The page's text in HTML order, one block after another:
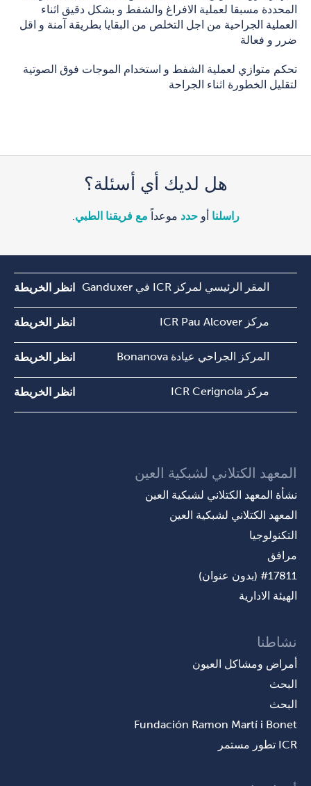
المحددة مسبقا لعملية الافراغ والشفط و بشكل دقيق اثناء
العملية الجراحية من اجل التخلص من البقايا بطريقة آمنة و اقل
ضرر و فعالة
تحكم متوازي لعملية الشفط و استخدام الموجات فوق الصوتية
لتقليل الخطورة اثناء الجراحة
هل لديك أي أسئلة؟
راسلنا أوحدد موعداً مع فريقنا الطبي
المقر الرئيسي لمركز ICR في Ganduxer انظر الخريطة
مركز ICR Pau Alcover انظر الخريطة
المركز الجراحي عيادة Bonanova انظر الخريطة
مركز ICR Cerignola انظر الخريطة
المعهد الكتلاني لشبكية العين
نشأة المعهد الكتلاني لشبكية العين
المعهد الكتلاني لشبكية العين
التكنولوجيا
مرافق
#17811 (بدون عنوان)
الهيئة الادارية
نشاطنا
أمراض ومشاكل العيون
البحث
البحث
Fundación Ramon Martí i Bonet
ICR تطور مستمر